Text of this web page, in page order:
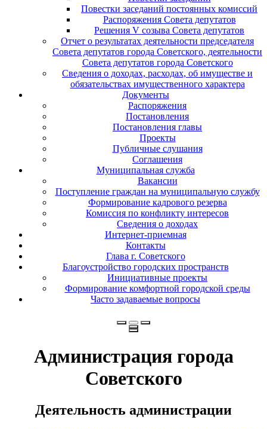
Повестки заседаний постоянных комиссий
Распоряжения Совета депутатов
Решения V созыва Совета депутатов
Отчет о результатах деятельности председателя
Совета депутатов города Советского, деятельности
Совета депутатов города Советского
Сведения о доходах, расходах, об имуществе и
обязательствах имущественного характера
Документы
Распоряжения
Постановления
Постановления главы
Проекты
Публичные слушания
Соглашения
Муниципальная служба
Вакансии
Поступление граждан на муниципальную службу
Формирование кадрового резерва
Комиссия по конфликту интересов
Сведения о доходах
Интернет-приемная
Контакты
Глава г. Советского
Благоустройство городских пространств
Инициативные проекты
Формирование комфортной городской среды
Часто задаваемые вопросы
Администрация города
Советского
Деятельность администрации